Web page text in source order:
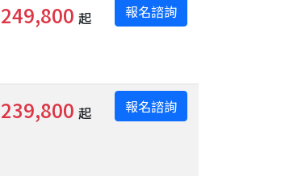
249,800 起 報名諮詢
239,800 起 報名諮詢